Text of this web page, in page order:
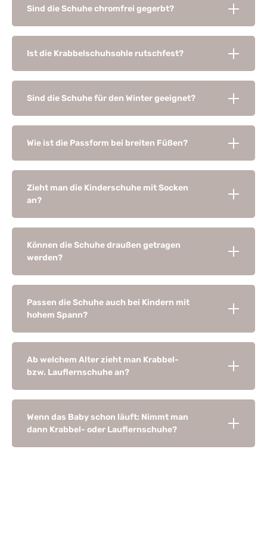
Sind die Schuhe chromfrei gegerbt?
Ist die Krabbelschuhsohle rutschfest?
Sind die Schuhe für den Winter geeignet?
Wie ist die Passform bei breiten Füßen?
Zieht man die Kinderschuhe mit Socken
an?
Können die Schuhe draußen getragen
werden?
Passen die Schuhe auch bei Kindern mit
hohem Spann?
Ab welchem Alter zieht man Krabbel-
bzw. Lauflernschuhe an?
Wenn das Baby schon läuft: Nimmt man
dann Krabbel- oder Lauflernschuhe?